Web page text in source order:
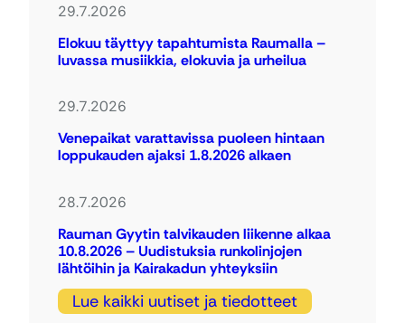
29.7.2026
Elokuu täyttyy tapahtumista Raumalla –
luvassa musiikkia, elokuvia ja urheilua
29.7.2026
Venepaikat varattavissa puoleen hintaan
loppukauden ajaksi 1.8.2026 alkaen
28.7.2026
Rauman Gyytin talvikauden liikenne alkaa
10.8.2026 – Uudistuksia runkolinjojen
lähtöihin ja Kairakadun yhteyksiin
Lue kaikki uutiset ja tiedotteet